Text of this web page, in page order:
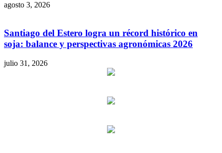
agosto 3, 2026
Santiago del Estero logra un récord histórico en
soja: balance y perspectivas agronómicas 2026
julio 31, 2026